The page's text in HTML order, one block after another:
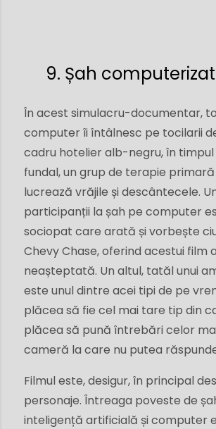
9. Șah computerizat
În acest simulacru-documentar,
computer îi întâlnesc pe tocilarii
cadru hotelier alb-negru, în timpul
fundal, un grup de terapie
lucrează vrăjile și descântecele.
participanții la șah pe computer
sociopat care arată și vorbește
Chevy Chase, oferind acestui film
neașteptată. Un altul, tatăl unui
este unul dintre acei tipi de pe
plăcea să fie cel mai tare tip din
plăcea să pună întrebări celor
cameră la care nu putea
Filmul este, desigur, în principal
personaje. Întreaga poveste de
inteligență artificială și computer